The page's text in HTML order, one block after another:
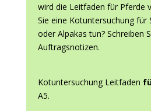
wird die Leitfaden für Pferde
Sie eine Kotuntersuchung für
oder Alpakas tun? Schreiben
Auftragsnotizen.
Kotuntersuchung Leitfaden
A5.